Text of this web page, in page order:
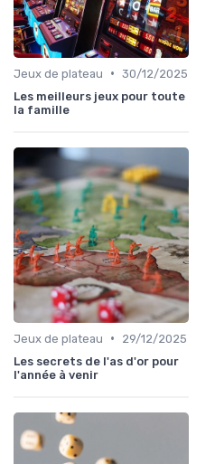
Jeux de plateau • 30/12/2025
Les meilleurs jeux pour toute
la famille
Jeux de plateau •
29/12/2025
Les secrets de l'as d'or pour
l'année à venir